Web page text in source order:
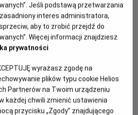
z serią czterech magicznych mini
— krok po kroku — wspólnie
sagę o Harrym Potterze. W
zaprezentujemy dwa kolejne filmy z
do samego finału bitwy o
by przypomnieć sobie ulubione
na nowo magię kina, zarwać noc w
Harry, Hermiona, Ron i... Ty!
MARATON cz. 7-8
Jeśli podstawą przetwarzania
interes administratora,
aby to zrobić przejdź do
Więcej informacji znajdziesz
prywatności
wyrażasz zgodę na
plików typu cookie Helios
Partnerów na Twoim urządzeniu
każdej chwili zmienić ustawienia
przycisku „Zgody” znajdującego